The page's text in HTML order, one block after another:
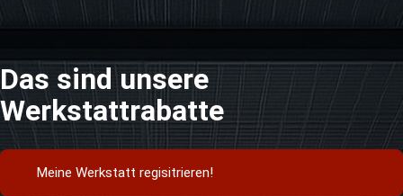
Das sind unsere
Werkstattrabatte
Meine Werkstatt regisitrieren!